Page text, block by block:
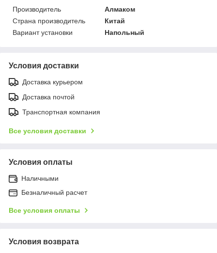
Производитель
Алмаком
Страна производитель
Китай
Вариант установки
Напольный
Условия доставки
Доставка курьером
Доставка почтой
Транспортная компания
Все условия доставки
Условия оплаты
Наличными
Безналичный расчет
Все условия оплаты
Условия возврата